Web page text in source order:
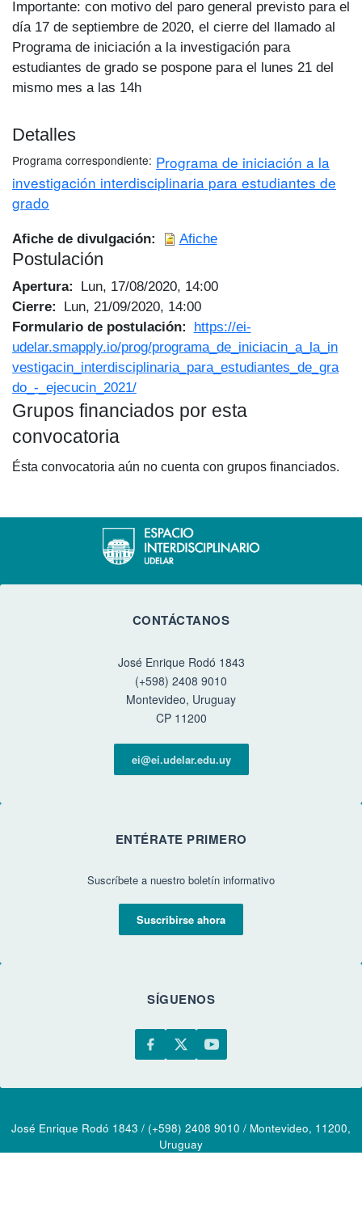
Importante: con motivo del paro general previsto para el
día 17 de septiembre de 2020, el cierre del llamado al
Programa de iniciación a la investigación para
estudiantes de grado se pospone para el lunes 21 del
mismo mes a las 14h
Detalles
Programa correspondiente Programa de iniciación a la
investigación interdisciplinaria para estudiantes de
grado
Afiche de divulgación Afiche
Postulación
Apertura
Lun, 17/08/2020, 14:00
Cierre
Lun, 21/09/2020, 14:00
Formulario de postulación
https://ei-
udelar.smapply.io/prog/programa_de_iniciacin_a_la_in
vestigacin_interdisciplinaria_para_estudiantes_de_gra
do_-_ejecucin_2021/
Grupos financiados por esta
convocatoria
Ésta convocatoria aún no cuenta con grupos financiados.
CONTÁCTANOS
José Enrique Rodó 1843
(+598) 2408 9010
Montevideo, Uruguay
CP 11200
ei@ei.udelar.edu.uy
ENTÉRATE PRIMERO
Suscríbete a nuestro boletín informativo
Suscribirse ahora
SÍGUENOS
José Enrique Rodó 1843 / (+598) 2408 9010 / Montevideo, 11200,
Uruguay